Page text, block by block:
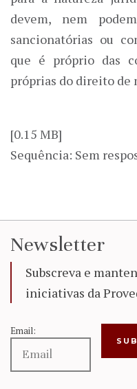
devem, nem
sancionatórias ou
que é próprio das
próprias do direito de
[0.15 MB]
Sequência: Sem
Newsletter
Subscreva e
iniciativas da
Email: